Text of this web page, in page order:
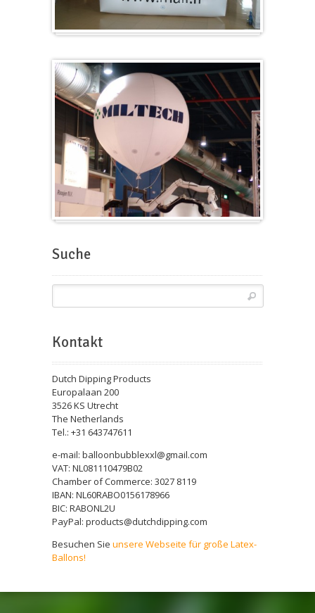
Suche
Kontakt
Dutch Dipping Products
Europalaan 200
3526 KS Utrecht
The Netherlands
Tel.: +31 643747611
e-mail: balloonbubblexxl@gmail.com
VAT: NL081110479B02
Chamber of Commerce: 3027 8119
IBAN: NL60RABO0156178966
BIC: RABONL2U
PayPal: products@dutchdipping.com
Besuchen Sie unsere Webseite für große Latex-
Ballons!